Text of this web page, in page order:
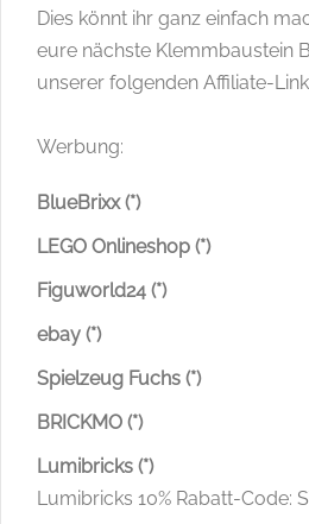
Dies könnt ihr ganz einfach
eure nächste Klemmbaustein
unserer folgenden Affiliate-
Werbung:
BlueBrixx (*)
LEGO Onlineshop (*)
Figuworld24 (*)
ebay (*)
Spielzeug Fuchs (*)
BRICKMO (*)
Lumibricks (*)
Lumibricks 10% Rabatt-Code: